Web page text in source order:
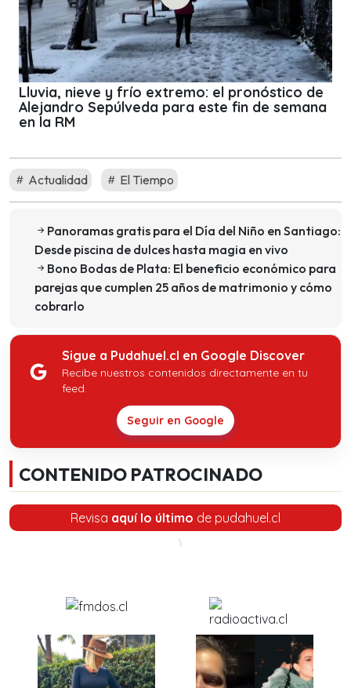
Lluvia, nieve y frío extremo: el pronóstico de
Alejandro Sepúlveda para este fin de semana
en la RM
Actualidad El Tiempo
Panoramas gratis para el Día del Niño en Santiago:
Desde piscina de dulces hasta magia en vivo
Bono Bodas de Plata: El beneficio económico para
parejas que cumplen 25 años de matrimonio y cómo
cobrarlo
Sigue a Pudahuel.cl en Google Discover
Recibe nuestros contenidos directamente en tu
feed.
Seguir en Google
CONTENIDO PATROCINADO
Revisa aquí lo último de pudahuel.cl